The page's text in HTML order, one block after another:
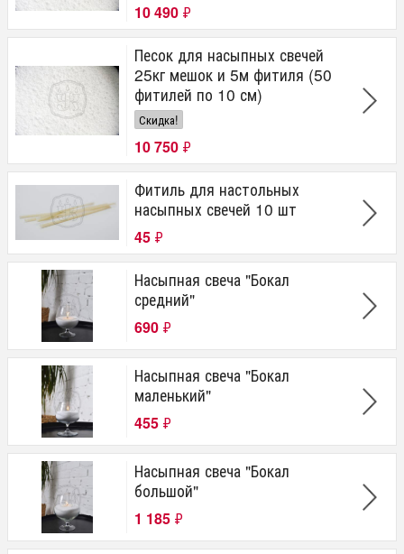
10 490 ₽
Песок для насыпных свечей
25кг мешок и 5м фитиля (50
фитилей по 10 см)
Скидка!
10 750 ₽
Фитиль для настольных
насыпных свечей 10 шт
45 ₽
Насыпная свеча "Бокал
средний"
690 ₽
Насыпная свеча "Бокал
маленький"
455 ₽
Насыпная свеча "Бокал
большой"
1 185 ₽